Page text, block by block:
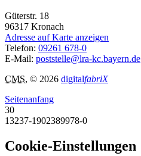
Güterstr. 18
96317 Kronach
Adresse auf Karte anzeigen
Telefon: 09261 678-0
E-Mail: poststelle@lra-kc.bayern.de
CMS, © 2026 digitalfabriX
Seitenanfang
30
13237-1902389978-0
Cookie-Einstellungen